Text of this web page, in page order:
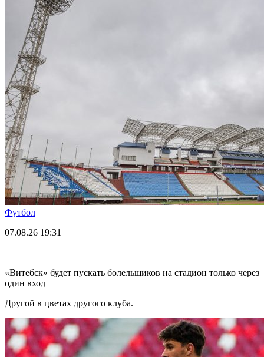
Футбол
07.08.26 19:31
«Витебск» будет пускать болельщиков на стадион только через
один вход
Другой в цветах другого клуба.